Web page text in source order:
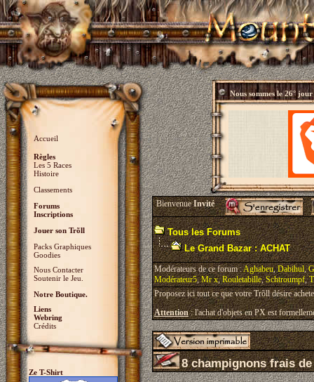
Accueil
Règles
Les 5 Races
Histoire
Classements
Forums
Inscriptions
Jouer son Trõll
Packs Graphiques
Goodies
Nous Contacter
Soutenir le Jeu.
Notre Boutique.
Liens
Webring
Crédits
Ze T-Shirt
Nous sommes le26° jour
BienvenueInvité
Tous les Forums
Le Grand Bazar : ACHAT
Modérateurs de ce forum :Aghabeu,Dabihul,
Modérateur5,Mr x,Rouletabille,Schtroumpf,
Proposez ici tout ce que votre Trõll désire
Attention: l'achat d'objets en PX est
8 champignons frais